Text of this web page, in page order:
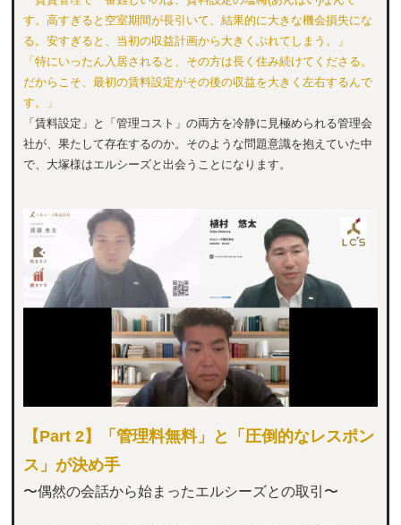
す。高すぎると空室期間が長引いて、結果的に大きな機会損失にな
る。安すぎると、当初の収益計画から大きくぶれてしまう。」
「特にいったん入居されると、その方は長く住み続けてくださる。
だからこそ、最初の賃料設定がその後の収益を大きく左右するんで
す。」
「賃料設定」と「管理コスト」の両方を冷静に見極められる管理会
社が、果たして存在するのか。そのような問題意識を抱えていた中
で、大塚様はエルシーズと出会うことになります。
【Part 2】「管理料無料」と「圧倒的なレスポン
ス」が決め手
〜偶然の会話から始まったエルシーズとの取引〜